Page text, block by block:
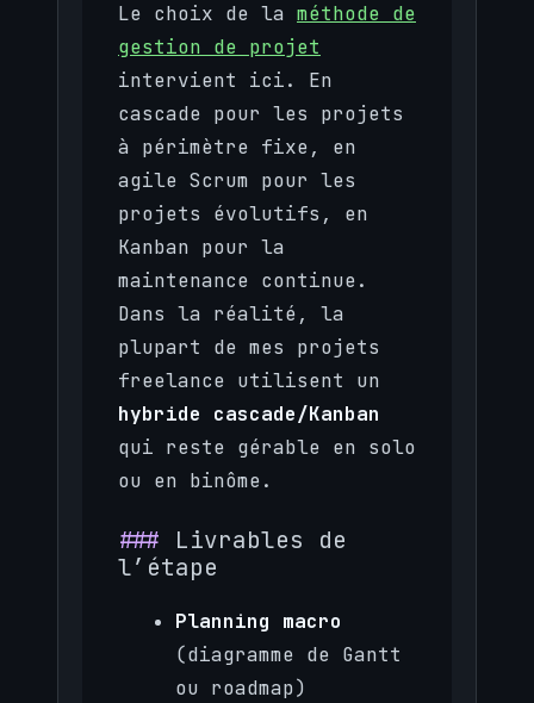
Le choix de la méthode de
gestion de projet
intervient ici. En
cascade pour les projets
à périmètre fixe, en
agile Scrum pour les
projets évolutifs, en
Kanban pour la
maintenance continue.
Dans la réalité, la
plupart de mes projets
freelance utilisent un
hybride cascade/Kanban
qui reste gérable en solo
ou en binôme.
Livrables de
l’étape
Planning macro
(diagramme de Gantt
ou roadmap)